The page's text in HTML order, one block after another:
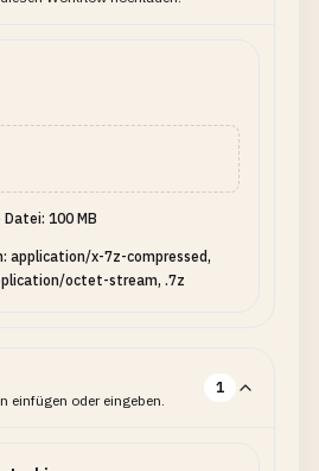
100 MB
application/x-7z-compressed,
octet-stream, .7z
einfügen oder eingeben.
1